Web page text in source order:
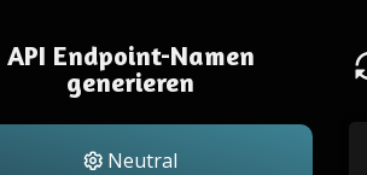
API Endpoint-Namen
generieren
Neutral